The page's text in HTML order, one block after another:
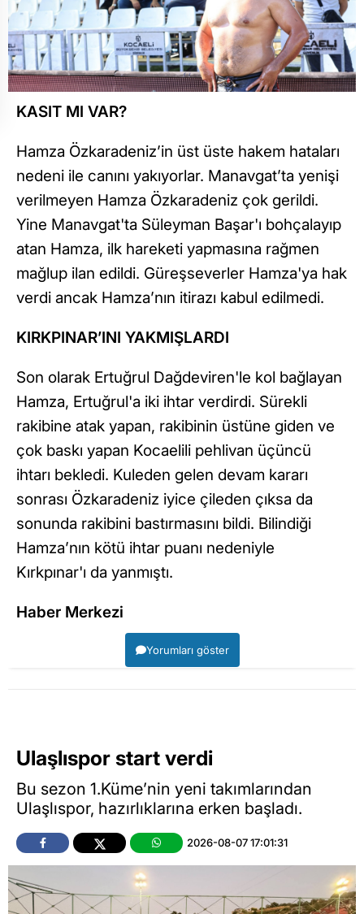
KASIT MI VAR?
Hamza Özkaradeniz’in üst üste hakem hataları
nedeni ile canını yakıyorlar. Manavgat’ta yenişi
verilmeyen Hamza Özkaradeniz çok gerildi.
Yine Manavgat'ta Süleyman Başar'ı bohçalayıp
atan Hamza, ilk hareketi yapmasına rağmen
mağlup ilan edildi. Güreşseverler Hamza'ya hak
verdi ancak Hamza’nın itirazı kabul edilmedi.
KIRKPINAR’INI YAKMIŞLARDI
Son olarak Ertuğrul Dağdeviren'le kol bağlayan
Hamza, Ertuğrul'a iki ihtar verdirdi. Sürekli
rakibine atak yapan, rakibinin üstüne giden ve
çok baskı yapan Kocaelili pehlivan üçüncü
ihtarı bekledi. Kuleden gelen devam kararı
sonrası Özkaradeniz iyice çileden çıksa da
sonunda rakibini bastırmasını bildi. Bilindiği
Hamza’nın kötü ihtar puanı nedeniyle
Kırkpınar'ı da yanmıştı.
Haber Merkezi
Yorumları göster
Ulaşlıspor start verdi
Bu sezon 1.Küme’nin yeni takımlarından
Ulaşlıspor, hazırlıklarına erken başladı.
2026-08-07 17:01:31